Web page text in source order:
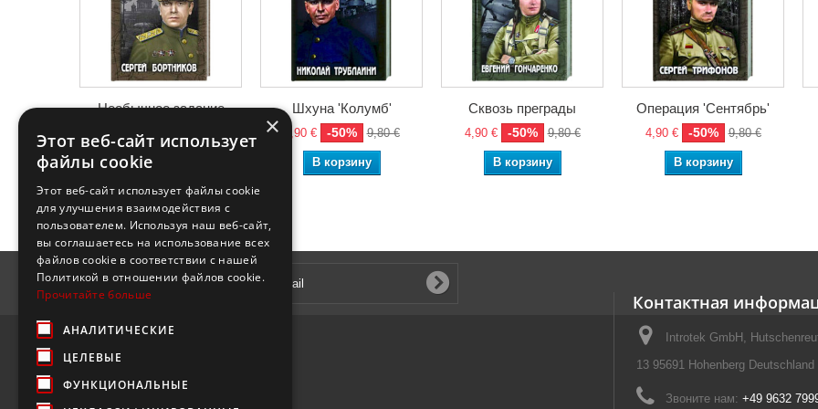
Необычное задание
5,90 € -50%
В корзину
Шхуна 'Колумб'
4,90 € -50% 9,80 €
В корзину
Сквозь преграды
4,90 € -50% 9,80 €
В корзину
Операция 'Сентябрь'
4,90 € -50% 9,80 €
В корзину
Рассылка
Контактная
Introtek GmbH,
13 95691 Hohenberg Deutschland
Звоните нам: +49 9632
×
Этот веб-сайт использует
файлы cookie
Этот веб-сайт использует файлы cookie
для улучшения взаимодействия с
пользователем. Используя наш веб-сайт,
вы соглашаетесь на использование всех
файлов cookie в соответствии с нашей
Политикой в ​​отношении файлов cookie.
Прочитайте больше
АНАЛИТИЧЕСКИЕ
ЦЕЛЕВЫЕ
ФУНКЦИОНАЛЬНЫЕ